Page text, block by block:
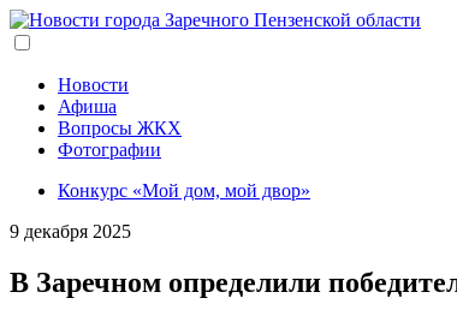
Перейти
к
содержанию
Новости
Афиша
Вопросы ЖКХ
Фотографии
Конкурс «Мой дом, мой двор»
9 декабря 2025
В Заречном определили